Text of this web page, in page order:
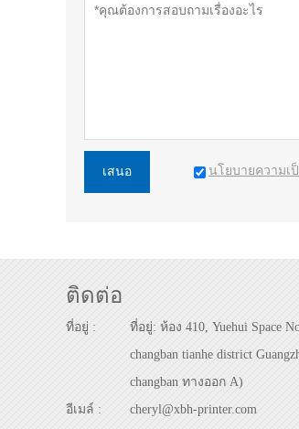
เสนอ นโยบายความเ
ติดต่อ
ที่อยู่ :
ที่อยู่: ห้อง 410, Yuehui Space
changban tianhe district
changban ทางออก A)
อีเมล์ :
cheryl@xbh-printer.com